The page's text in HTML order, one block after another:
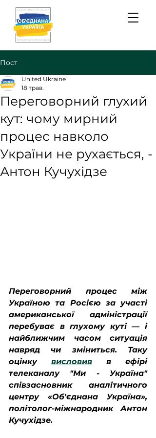
Пост
Переговорний глухий
кут: чому мирний
процес навколо
України не рухається, -
Антон Кучухідзе
United Ukraine
18 трав.
Переговорний процес між
Україною та Росією за участі
американської адміністрації
перебуває в глухому куті — і
найближчим часом ситуація
навряд чи зміниться. Таку
оцінку висловив в ефірі
телеканалу "Ми - Україна"
співзасновник аналітичного
центру «Об'єднана Україна»,
політолог-міжнародник Антон
Кучухідзе.